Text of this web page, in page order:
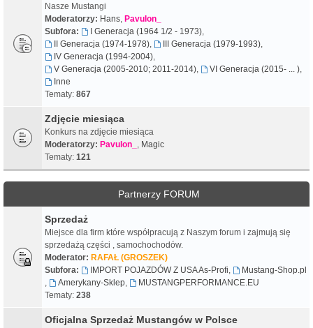
Nasze Mustangi
Moderatorzy: Hans, Pavulon_
Subfora:
I Generacja (1964 1/2 - 1973),
II Generacja (1974-1978), III Generacja (1979-1993),
IV Generacja (1994-2004),
V Generacja (2005-2010; 2011-2014), VI Generacja (2015- ... ),
Inne
Tematy: 867
Zdjęcie miesiąca
Konkurs na zdjęcie miesiąca
Moderatorzy: Pavulon_ , Magic
Tematy: 121
Partnerzy FORUM
Sprzedaż
Miejsce dla firm które współpracują z Naszym forum i zajmują się
sprzedażą części , samochochodów.
Moderator: RAFAŁ (GROSZEK)
Subfora:
IMPORT POJAZDÓW Z USA As-Profi,
Mustang-Shop.pl
,
Amerykany-Sklep,
MUSTANGPERFORMANCE.EU
Tematy: 238
Oficjalna Sprzedaż Mustangów w Polsce